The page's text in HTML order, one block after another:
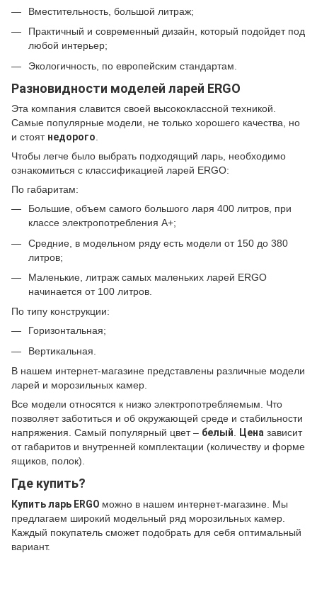
Вместительность, большой литраж;
Практичный и современный дизайн, который подойдет под
любой интерьер;
Экологичность, по европейским стандартам.
Разновидности моделей ларей ERGO
Эта компания славится своей высококлассной техникой.
Самые популярные модели, не только хорошего качества, но
и стоят недорого.
Чтобы легче было выбрать подходящий ларь, необходимо
ознакомиться с классификацией ларей ERGO:
По габаритам:
Большие, объем самого большого ларя 400 литров, при
классе электропотребления А+;
Средние, в модельном ряду есть модели от 150 до 380
литров;
Маленькие, литраж самых маленьких ларей ERGO
начинается от 100 литров.
По типу конструкции:
Горизонтальная;
Вертикальная.
В нашем интернет-магазине представлены различные модели
ларей и морозильных камер.
Все модели относятся к низко электропотребляемым. Что
позволяет заботиться и об окружающей среде и стабильности
напряжения. Самый популярный цвет – белый. Цена зависит
от габаритов и внутренней комплектации (количеству и форме
ящиков, полок).
Где купить?
Купить ларь ERGO можно в нашем интернет-магазине. Мы
предлагаем широкий модельный ряд морозильных камер.
Каждый покупатель сможет подобрать для себя оптимальный
вариант.